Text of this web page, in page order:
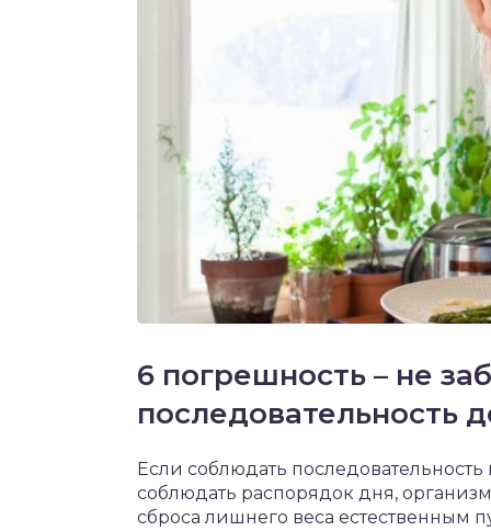
6 погрешность – не
последовательность
Если соблюдать
соблюдать распорядок дня,
сброса лишнего веса естественным